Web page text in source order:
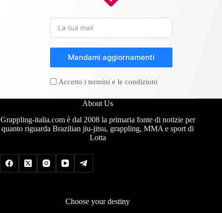
Mandami aggiornamenti
Accetto i termini e le condizioni
About Us
Grappling-italia.com è dal 2008 la primaria fonte di notizie per
quanto riguarda Brazilian jiu-jitsu, grappling, MMA e sport di
Lotta
Choose your destiny